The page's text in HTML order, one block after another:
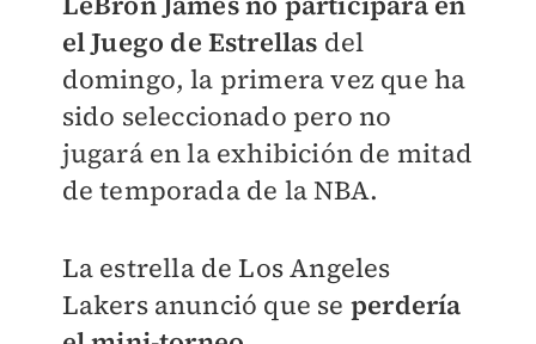
el Juego de Estrellas del
domingo, la primera vez que ha
sido seleccionado pero no
jugará en la exhibición de mitad
de temporada de la NBA.
La estrella de Los Angeles
Lakers anunció que se perdería